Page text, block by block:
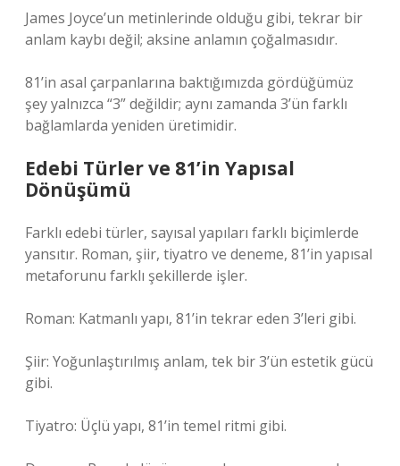
James Joyce’un metinlerinde olduğu gibi, tekrar bir
anlam kaybı değil; aksine anlamın çoğalmasıdır.
81’in asal çarpanlarına baktığımızda gördüğümüz
şey yalnızca “3” değildir; aynı zamanda 3’ün farklı
bağlamlarda yeniden üretimidir.
Edebi Türler ve 81’in Yapısal
Dönüşümü
Farklı edebi türler, sayısal yapıları farklı biçimlerde
yansıtır. Roman, şiir, tiyatro ve deneme, 81’in yapısal
metaforunu farklı şekillerde işler.
Roman: Katmanlı yapı, 81’in tekrar eden 3’leri gibi.
Şiir: Yoğunlaştırılmış anlam, tek bir 3’ün estetik gücü
gibi.
Tiyatro: Üçlü yapı, 81’in temel ritmi gibi.